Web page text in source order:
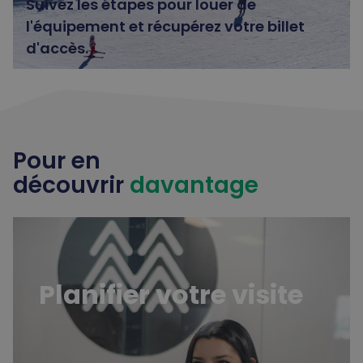
Suivez les étapes pour louer de
l'équipement et récupérez votre billet
d'accès.
Pour en
découvrir davantage
Planifier votre visite
Planifier sa visite